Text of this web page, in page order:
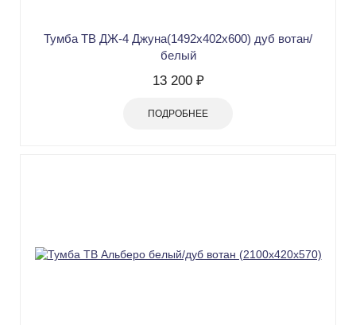
Тумба ТВ ДЖ-4 Джуна(1492х402х600) дуб вотан/
белый
13 200 ₽
ПОДРОБНЕЕ